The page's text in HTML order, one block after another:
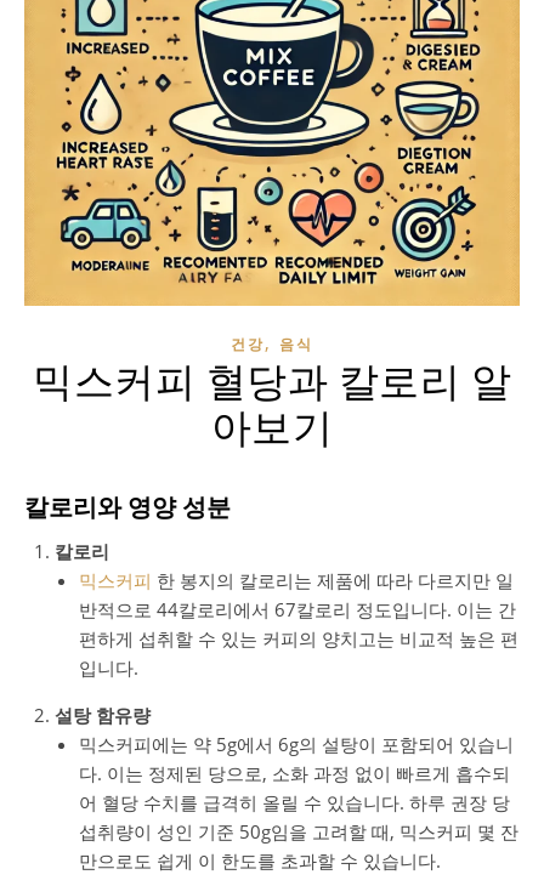
건강, 음식
믹스커피 혈당과 칼로리 알
아보기
칼로리와 영양 성분
칼로리
믹스커피 한 봉지의 칼로리는 제품에 따라 다르지만 일
반적으로 44칼로리에서 67칼로리 정도입니다. 이는 간
편하게 섭취할 수 있는 커피의 양치고는 비교적 높은 편
입니다.
설탕 함유량
믹스커피에는 약 5g에서 6g의 설탕이 포함되어 있습니
다. 이는 정제된 당으로, 소화 과정 없이 빠르게 흡수되
어 혈당 수치를 급격히 올릴 수 있습니다. 하루 권장 당
섭취량이 성인 기준 50g임을 고려할 때, 믹스커피 몇 잔
만으로도 쉽게 이 한도를 초과할 수 있습니다​.